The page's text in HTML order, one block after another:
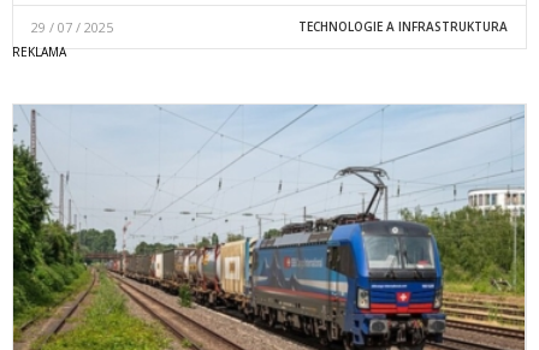
29 / 07 / 2025 TECHNOLOGIE A INFRASTRUKTURA